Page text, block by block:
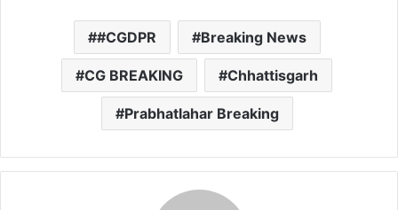
#CGDPR Breaking News
CG BREAKING Chhattisgarh
Prabhatlahar Breaking